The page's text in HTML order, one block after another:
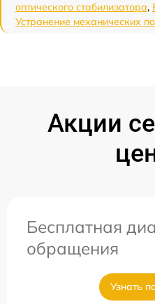
оптического стабилизатора,
Устранение механических
Акции
Бесплатная
обращения
Узнать